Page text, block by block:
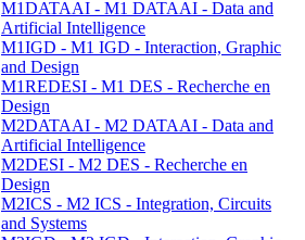
M1DATAAI - M1 DATAAI - Data and
Artificial Intelligence
M1IGD - M1 IGD - Interaction, Graphic
and Design
M1REDESI - M1 DES - Recherche en
Design
M2DATAAI - M2 DATAAI - Data and
Artificial Intelligence
M2DESI - M2 DES - Recherche en
Design
M2ICS - M2 ICS - Integration, Circuits
and Systems